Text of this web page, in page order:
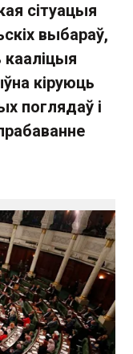
сітуацыя
выбараў,
кааліцыя
кіруюць
поглядаў і